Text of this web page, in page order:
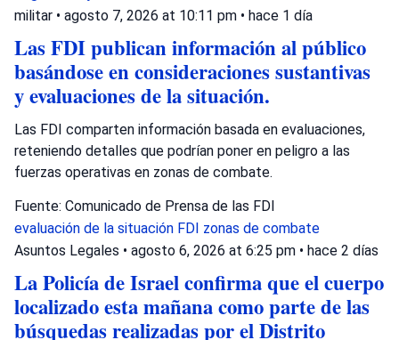
militar • agosto 7, 2026 at 10:11 pm • hace 1 día
Las FDI publican información al público
basándose en consideraciones sustantivas
y evaluaciones de la situación.
Las FDI comparten información basada en evaluaciones,
reteniendo detalles que podrían poner en peligro a las
fuerzas operativas en zonas de combate.
Fuente: Comunicado de Prensa de las FDI
evaluación de la situación FDI zonas de combate
Asuntos Legales • agosto 6, 2026 at 6:25 pm • hace 2 días
La Policía de Israel confirma que el cuerpo
localizado esta mañana como parte de las
búsquedas realizadas por el Distrito